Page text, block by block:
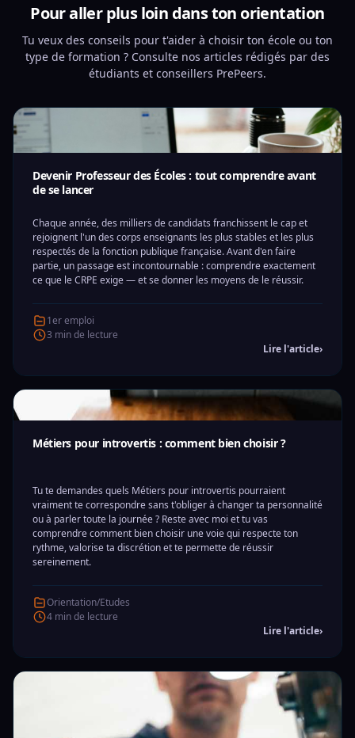
Pour aller plus loin dans ton orientation
Tu veux des conseils pour t'aider à choisir ton école ou ton
type de formation ? Consulte nos articles rédigés par des
étudiants et conseillers PrePeers.
Devenir Professeur des Écoles : tout comprendre avant
de se lancer
Chaque année, des milliers de candidats franchissent le cap et
rejoignent l'un des corps enseignants les plus stables et les plus
respectés de la fonction publique française. Avant d'en faire
partie, un passage est incontournable : comprendre exactement
ce que le CRPE exige — et se donner les moyens de le réussir.
1er emploi
3 min de lecture
Lire l'article›
Métiers pour introvertis : comment bien choisir ?
Tu te demandes quels Métiers pour introvertis pourraient
vraiment te correspondre sans t'obliger à changer ta personnalité
ou à parler toute la journée ? Reste avec moi et tu vas
comprendre comment bien choisir une voie qui respecte ton
rythme, valorise ta discrétion et te permette de réussir
sereinement.
Orientation/Etudes
4 min de lecture
Lire l'article›